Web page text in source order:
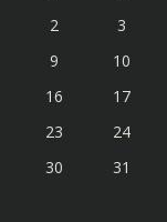
2
3
9
10
16
17
23
24
30 31